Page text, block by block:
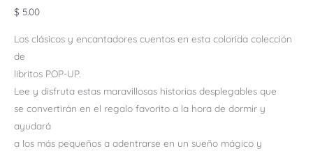
$ 5.00
Los clásicos y encantadores cuentos en esta colorida colección
de
libritos POP-UP.
Lee y disfruta estas maravillosas historias desplegables que
se convertirán en el regalo favorito a la hora de dormir y
ayudará
a los más pequeños a adentrarse en un sueño mágico y